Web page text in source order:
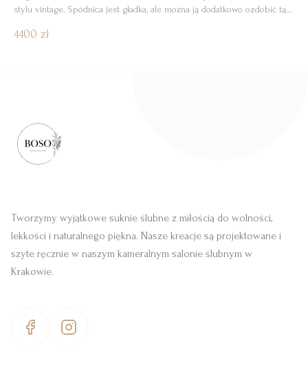
stylu vintage. Spódnica jest gładka, ale można ją dodatkowo ozdobić tą
4400 zł
Tworzymy wyjątkowe suknie ślubne z miłością do wolności,
lekkości i naturalnego piękna. Nasze kreacje są projektowane i
szyte ręcznie w naszym kameralnym salonie ślubnym w
Krakowie.